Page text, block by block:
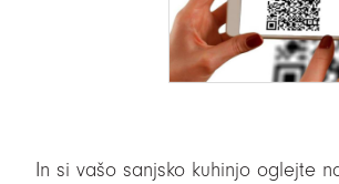
In si vašo sanjsko kuhinjo oglejte